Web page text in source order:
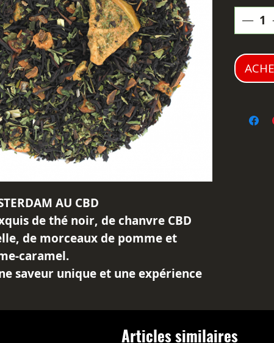
AU CBD
de thé noir, de chanvre CBD
de morceaux de pomme et
caramel.
saveur unique et une expérience
pleinement, nous vous suggérons
pendant 3 à 5 minutes afin de
Articles similaires